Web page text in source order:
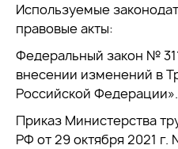
Используемые
правовые акты:
Федеральный закон №
внесении изменений в
Российской Федерации».
Приказ Министерства
РФ от 29 октября 2021